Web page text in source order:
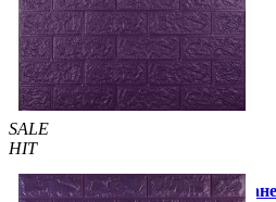
SALE
HIT
Самоклейка декоративна 3D